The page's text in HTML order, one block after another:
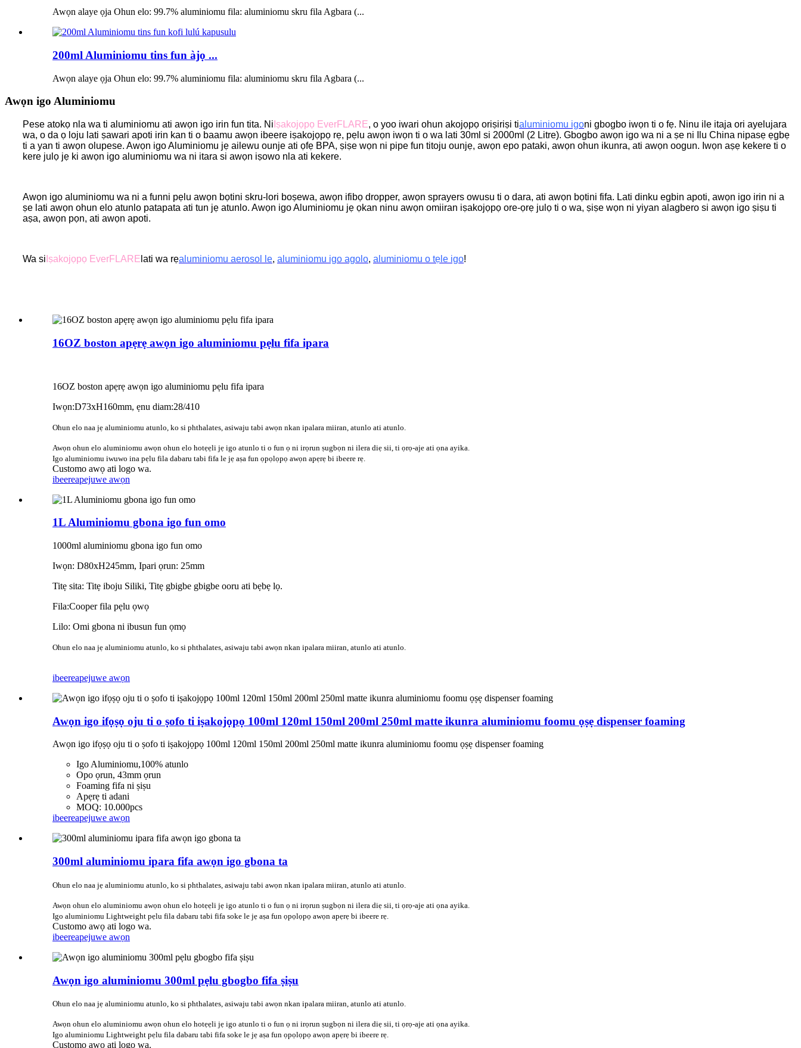
Awọn alaye ọja Ohun elo: 99.7% aluminiomu fila: aluminiomu skru fila Agbara (...
200ml Aluminiomu tins fun àjọ ...
Awọn alaye ọja Ohun elo: 99.7% aluminiomu fila: aluminiomu skru fila Agbara (...
Awọn igo Aluminiomu
Pese atokọ nla wa ti aluminiomu ati awọn igo irin fun tita. Ni Iṣakojọpọ EverFLARE, o yoo iwari ohun akojọpọ oriṣiriṣi tialuminiomu igoni gbogbo iwọn ti o fẹ. Ninu ile itaja ori ayelujara
wa, o da ọ loju lati ṣawari apoti irin kan ti o baamu awọn ibeere iṣakojọpọ rẹ, pẹlu awọn iwọn ti o wa lati 30ml si 2000ml (2 Litre). Gbogbo awọn igo wa ni a ṣe ni Ilu China nipasẹ ẹgbẹ
ti a yan ti awọn olupese. Awọn igo Aluminiomu jẹ ailewu ounje ati ọfẹ BPA, ṣiṣe wọn ni pipe fun titoju ounjẹ, awọn epo pataki, awọn ohun ikunra, ati awọn oogun. Iwọn aṣẹ kekere ti o
kere julọ jẹ ki awọn igo aluminiomu wa ni itara si awọn iṣowo nla ati kekere.
Awọn igo aluminiomu wa ni a funni pẹlu awọn bọtini skru-lori boṣewa, awọn ifibọ dropper, awọn sprayers owusu ti o dara, ati awọn bọtini fifa. Lati dinku egbin apoti, awọn igo irin ni a
ṣe lati awọn ohun elo atunlo patapata ati tun jẹ atunlo. Awọn igo Aluminiomu jẹ ọkan ninu awọn omiiran iṣakojọpọ ore-ọrẹ julọ ti o wa, ṣiṣe wọn ni yiyan alagbero si awọn igo ṣiṣu ti
aṣa, awọn pọn, ati awọn apoti.
Wa si Iṣakojọpọ EverFLARE lati wa rẹaluminiomu aerosol le, aluminiomu igo agolo, aluminiomu o tẹle igo!
16OZ boston apẹrẹ awọn igo aluminiomu pẹlu fifa ipara
16OZ boston apẹrẹ awọn igo aluminiomu pẹlu fifa ipara
Iwọn:D73xH160mm, ẹnu diam:28/410
Ohun elo naa jẹ aluminiomu atunlo, ko si phthalates, asiwaju tabi awọn nkan ipalara miiran, atunlo ati atunlo.
Awọn ohun elo aluminiomu awọn ohun elo hotẹẹli jẹ igo atunlo ti o fun ọ ni irọrun ṣugbọn ni ilera diẹ sii, ti ọrọ-aje ati ọna ayika.
Igo aluminiomu iwuwo ina pẹlu fila dabaru tabi fifa le jẹ aṣa fun ọpọlọpọ awọn apẹrẹ bi ibeere rẹ.
Customo awọ ati logo wa.
ibeereapejuwe awọn
1L Aluminiomu gbona igo fun omo
1000ml aluminiomu gbona igo fun omo
Iwọn: D80xH245mm, Ipari ọrun: 25mm
Titẹ sita: Titẹ iboju Siliki, Titẹ gbigbe gbigbe ooru ati bẹbẹ lọ.
Fila:Cooper fila pẹlu ọwọ
Lilo: Omi gbona ni ibusun fun ọmọ
Ohun elo naa jẹ aluminiomu atunlo, ko si phthalates, asiwaju tabi awọn nkan ipalara miiran, atunlo ati atunlo.
ibeereapejuwe awọn
Awọn igo ifọṣọ oju ti o ṣofo ti iṣakojọpọ 100ml 120ml 150ml 200ml 250ml matte ikunra aluminiomu foomu ọṣẹ dispenser foaming
Awọn igo ifọṣọ oju ti o ṣofo ti iṣakojọpọ 100ml 120ml 150ml 200ml 250ml matte ikunra aluminiomu foomu ọṣẹ dispenser foaming
Igo Aluminiomu,100% atunlo
Opo ọrun, 43mm ọrun
Foaming fifa ni ṣiṣu
Apẹrẹ ti adani
MOQ: 10.000pcs
ibeereapejuwe awọn
300ml aluminiomu ipara fifa awọn igo gbona ta
Ohun elo naa jẹ aluminiomu atunlo, ko si phthalates, asiwaju tabi awọn nkan ipalara miiran, atunlo ati atunlo.
Awọn ohun elo aluminiomu awọn ohun elo hotẹẹli jẹ igo atunlo ti o fun ọ ni irọrun ṣugbọn ni ilera diẹ sii, ti ọrọ-aje ati ọna ayika.
Igo aluminiomu Lightweight pẹlu fila dabaru tabi fifa soke le jẹ aṣa fun ọpọlọpọ awọn apẹrẹ bi ibeere rẹ.
Customo awọ ati logo wa.
ibeereapejuwe awọn
Awọn igo aluminiomu 300ml pẹlu gbogbo fifa ṣiṣu
Ohun elo naa jẹ aluminiomu atunlo, ko si phthalates, asiwaju tabi awọn nkan ipalara miiran, atunlo ati atunlo.
Awọn ohun elo aluminiomu awọn ohun elo hotẹẹli jẹ igo atunlo ti o fun ọ ni irọrun ṣugbọn ni ilera diẹ sii, ti ọrọ-aje ati ọna ayika.
Igo aluminiomu Lightweight pẹlu fila dabaru tabi fifa soke le jẹ aṣa fun ọpọlọpọ awọn apẹrẹ bi ibeere rẹ.
Customo awọ ati logo wa.